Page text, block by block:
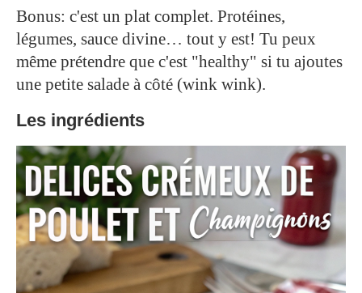
Bonus: c'est un plat complet. Protéines,
légumes, sauce divine… tout y est! Tu peux
même prétendre que c'est "healthy" si tu ajoutes
une petite salade à côté (wink wink).
Les ingrédients